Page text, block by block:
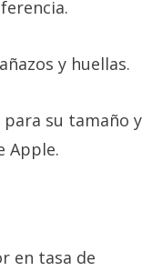
y huellas.
su tamaño y
Apple.
en tasa de